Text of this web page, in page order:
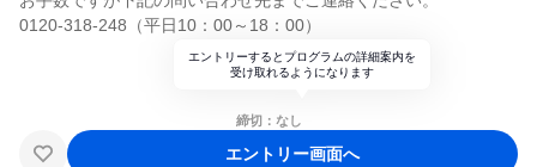
0120-318-248（平日10：00～18：00）
エントリーするとプログラムの詳細案内を
受け取れるようになります
締切：なし
エントリー画面へ